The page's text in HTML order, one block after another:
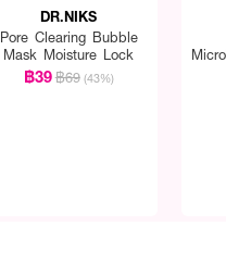
DR.NIKS
Pore Clearing Bubble
Mask Moisture Lock
฿39฿69 (43%)